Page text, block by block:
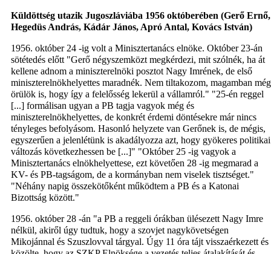
Küldöttség utazik Jugoszláviába 1956 októberében (Gerő Ernő,
Hegedüs András, Kádár János, Apró Antal, Kovács István)
1956. október 24 -ig volt a Minisztertanács elnöke. Október 23-án
sötétedés előtt "Gerő négyszemközt megkérdezi, mit szólnék, ha át
kellene adnom a miniszterelnöki posztot Nagy Imrének, de első
miniszterelnökhelyettes maradnék. Nem tiltakozom, magamban még
örülök is, hogy így a felelősség lekerül a vállamról." "25-én reggel
[...] formálisan ugyan a PB tagja vagyok még és
miniszterelnökhelyettes, de konkrét érdemi döntésekre már nincs
tényleges befolyásom. Hasonló helyzete van Gerőnek is, de mégis,
egyszerűen a jelenlétünk is akadályozza azt, hogy gyökeres politikai
változás következhessen be [...]" "Október 25 -ig vagyok a
Minisztertanács elnökhelyettese, ezt követően 28 -ig megmarad a
KV- és PB-tagságom, de a kormányban nem viselek tisztséget."
"Néhány napig összekötőként működtem a PB és a Katonai
Bizottság között."
1956. október 28 -án "a PB a reggeli órákban ülésezett Nagy Imre
nélkül, akiről úgy tudtuk, hogy a szovjet nagykövetségen
Mikojánnal és Szuszlovval tárgyal. Úgy 11 óra tájt visszaérkezett és